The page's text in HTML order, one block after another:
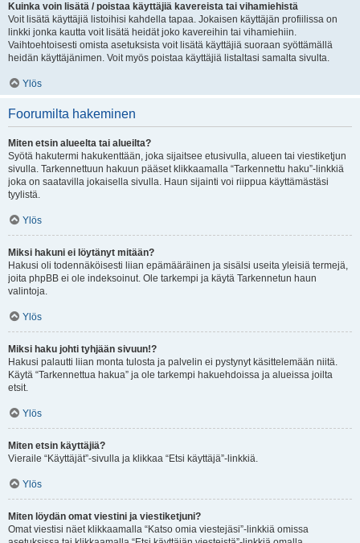
Kuinka voin lisätä / poistaa käyttäjiä kavereista tai vihamiehistä
Voit lisätä käyttäjiä listoihisi kahdella tapaa. Jokaisen käyttäjän profiilissa on
linkki jonka kautta voit lisätä heidät joko kavereihin tai vihamiehiin.
Vaihtoehtoisesti omista asetuksista voit lisätä käyttäjiä suoraan syöttämällä
heidän käyttäjänimen. Voit myös poistaa käyttäjiä listaltasi samalta sivulta.
Ylös
Foorumilta hakeminen
Miten etsin alueelta tai alueilta?
Syötä hakutermi hakukenttään, joka sijaitsee etusivulla, alueen tai viestiketjun
sivulla. Tarkennettuun hakuun pääset klikkaamalla “Tarkennettu haku”-linkkiä
joka on saatavilla jokaisella sivulla. Haun sijainti voi riippua käyttämästäsi
tyylistä.
Ylös
Miksi hakuni ei löytänyt mitään?
Hakusi oli todennäköisesti liian epämääräinen ja sisälsi useita yleisiä termejä,
joita phpBB ei ole indeksoinut. Ole tarkempi ja käytä Tarkennetun haun
valintoja.
Ylös
Miksi haku johti tyhjään sivuun!?
Hakusi palautti liian monta tulosta ja palvelin ei pystynyt käsittelemään niitä.
Käytä “Tarkennettua hakua” ja ole tarkempi hakuehdoissa ja alueissa joilta
etsit.
Ylös
Miten etsin käyttäjiä?
Vieraile “Käyttäjät”-sivulla ja klikkaa “Etsi käyttäjä”-linkkiä.
Ylös
Miten löydän omat viestini ja viestiketjuni?
Omat viestisi näet klikkaamalla “Katso omia viestejäsi”-linkkiä omissa